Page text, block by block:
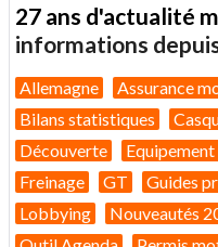
27 ans d'actualité
informations
Allemagne Assurance
Bilans statistiques
Découverte
Freinage
GT Guides
Lobbying
Nouveautés